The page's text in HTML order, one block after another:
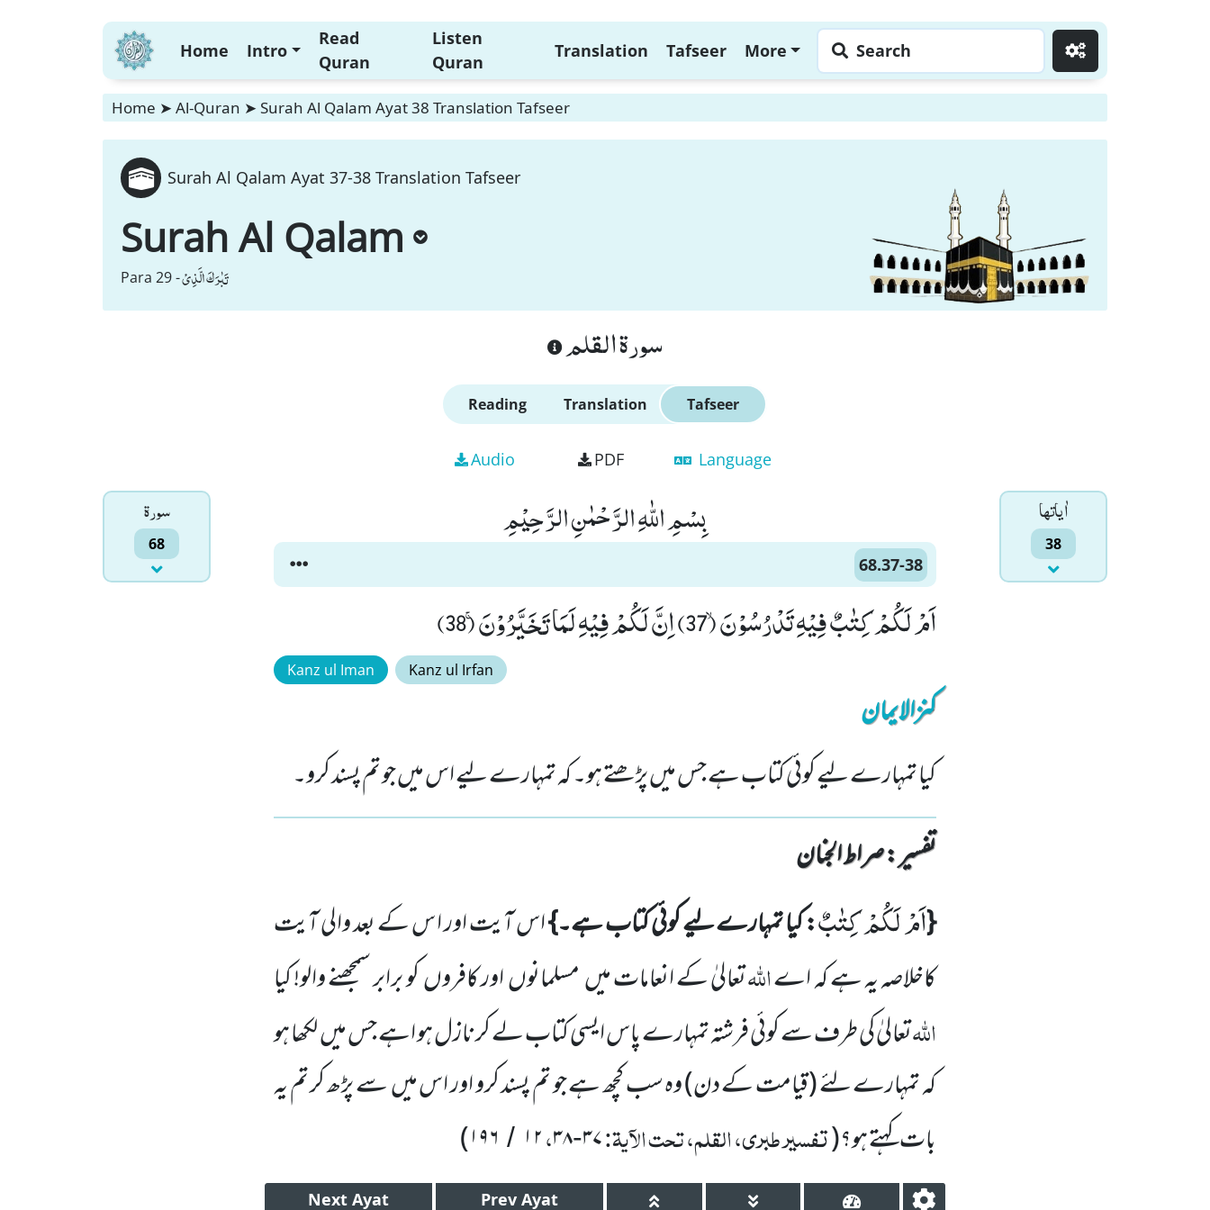
Home Intro
Read
Quran
Listen
Quran
Translation Tafseer More Search
Home ➤ Al-Quran ➤ Surah Al Qalam Ayat 38 Translation Tafseer
Surah Al Qalam Ayat 37-38 Translation Tafseer
Surah Al Qalam
Para 29 -تَبٰرَكَ الَّذِیْ
سورة القلم
Reading Translation Tafseer
Audio PDF Language
سورۃ
68
اٰياتها
38
بِسْمِ اللّٰهِ الرَّحْمٰنِ الرَّحِیْمِ
68.37-38
اَمْ لَكُمْ كِتٰبٌ فِیْهِ تَدْرُسُوْنَۙ (37) اِنَّ لَكُمْ فِیْهِ لَمَا تَخَیَّرُوْنَۚ (38)
Kanz ul Iman Kanz ul Irfan
کنزالایمان
کیا تمہارے لیے کوئی کتاب ہے جس میں پڑھتے ہو۔ کہ تمہارے لیے اس میں جو تم پسند کرو۔
تفسیر : ‎صراط الجنان
{اَمْ لَكُمْ كِتٰبٌ: کیا تمہارے لیے کوئی کتاب ہے۔}اس آیت اور ا س کے بعد والی آیت
کاخلاصہ یہ ہے کہ اےاللّٰہتعالیٰ کے انعامات میںمسلمانوںاور کافروںکو برابر سمجھنے والو!کیا
اللّٰہتعالیٰ کی طرف سے کوئی فرشتہ تمہارے پاسایسی کتاب لے کر نازل ہو اہے جس میںلکھا ہو
کہ تمہارے لئے(قیامت کے دن)وہ سب کچھ ہے جو تم پسند کرو اور اس میںسے پڑھ کر تم یہ
بات کہتے ہو؟(تفسیر طبری، القلم، تحت الآیۃ:۳۷-۳۸،۱۲ / ۱۹۶)
Next Ayat Prev Ayat